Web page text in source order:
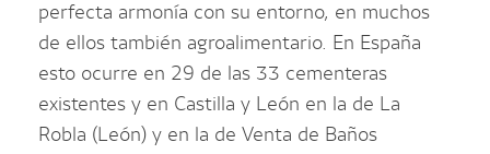
perfecta armonía con su entorno, en muchos
de ellos también agroalimentario. En España
esto ocurre en 29 de las 33 cementeras
existentes y en Castilla y León en la de La
Robla (León) y en la de Venta de Baños